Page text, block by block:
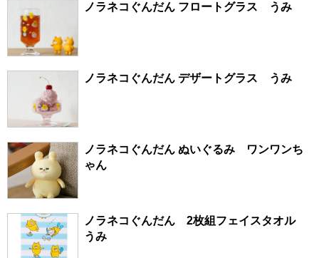
ノラネコぐんだん フロートグラス うみ
ノラネコぐんだん デザートグラス うみ
ノラネコぐんだん ぬいぐるみ ワンワンち
ゃん
ノラネコぐんだん 2枚組フェイスタオル
うみ